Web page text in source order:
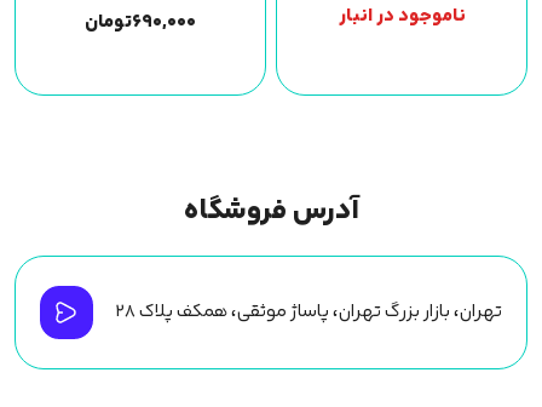
ناموجود در انبار ۶۹۰,۰۰۰تومان
آدرس فروشگاه
تهران، بازار بزرگ تهران، پاساژ موثقی، همکف پلاک ۲۸